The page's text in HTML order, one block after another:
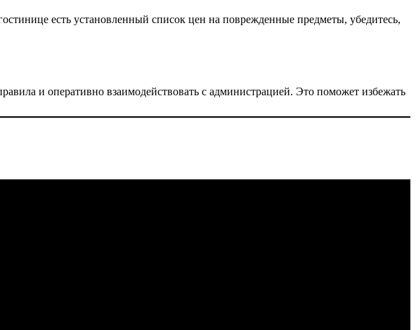
есть установленный список цен на поврежденные предметы, убедитесь,
и оперативно взаимодействовать с администрацией. Это поможет избежать